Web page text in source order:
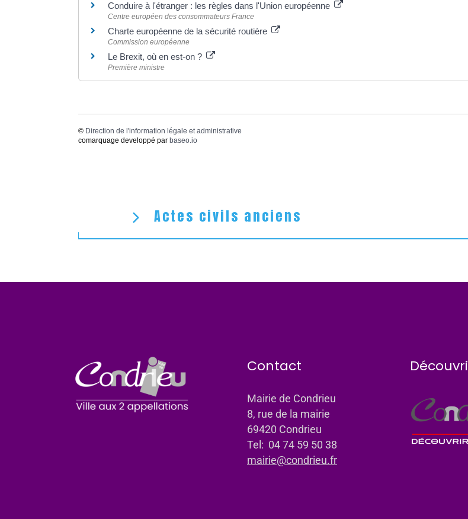
Conduire à l'étranger : les règles dans l'Union européenne
Centre européen des consommateurs France
Charte européenne de la sécurité routière
Commission européenne
Le Brexit, où en est-on ?
Première ministre
© Direction de l'information légale et administrative
comarquage developpé par baseo.io
Actes civils anciens
Contact
Mairie de Condrieu
8, rue de la mairie
69420 Condrieu
Tel: 04 74 59 50 38
mairie@condrieu.fr